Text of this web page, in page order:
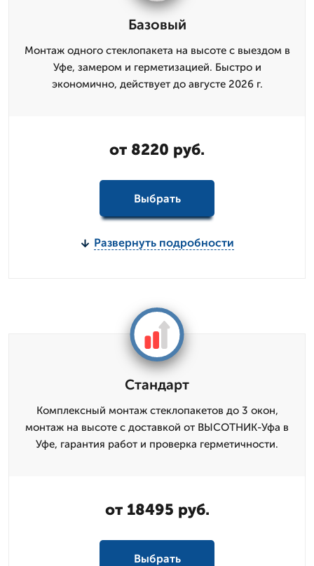
Базовый
Монтаж одного стеклопакета на высоте с выездом в
Уфе, замером и герметизацией. Быстро и
экономично, действует до августе 2026 г.
от 8220 руб.
Выбрать
Развернуть подробности
Стандарт
Комплексный монтаж стеклопакетов до 3 окон,
монтаж на высоте с доставкой от ВЫСОТНИК-Уфа в
Уфе, гарантия работ и проверка герметичности.
от 18495 руб.
Выбрать